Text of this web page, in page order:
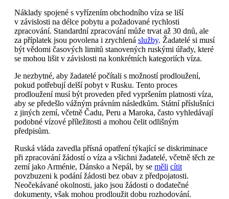
Náklady spojené s vyřízením obchodního víza se liší
v závislosti na délce pobytu a požadované rychlosti
zpracování. Standardní zpracování může trvat až 30 dnů, ale
za příplatek jsou povolena i zrychlená služby. Žadatelé si musí
být vědomi časových limitů stanovených ruskými úřady, které
se mohou lišit v závislosti na konkrétních kategoriích víza.
Je nezbytné, aby žadatelé počítali s možností prodloužení,
pokud potřebují delší pobyt v Rusku. Tento proces
prodloužení musí být proveden před vypršením platnosti víza,
aby se předešlo vážným právním následkům. Státní příslušníci
z jiných zemí, včetně Čadu, Peru a Maroka, často vyhledávají
podobné vízové příležitosti a mohou čelit odlišným
předpisům.
Ruská vláda zavedla přísná opatření týkající se diskriminace
při zpracování žádostí o víza a všichni žadatelé, včetně těch ze
zemí jako Arménie, Dánsko a Nepál, by se měli cítit
povzbuzeni k podání žádosti bez obav z předpojatosti.
Neočekávané okolnosti, jako jsou žádosti o dodatečné
dokumenty, však mohou prodloužit dobu rozhodování.